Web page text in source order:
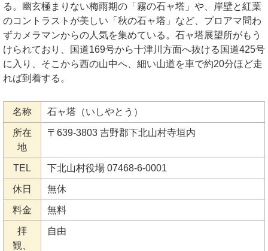
る。幽玄極まりない梅雨期の「霧の石ャ塔」や、岸壁と紅葉
のコントラストが美しい「秋の石ャ塔」など、プロアマ問わ
ずカメラマンからの人気を集めている。石ャ塔展望所がもう
けられており、国道169号から十津川方面へ抜ける国道425号
に入り、そこから西の山中へ、細い山道を車で約20分ほど走
れば到着する。
名称 石ャ塔（いしやとう）
所在
地
〒639-3803 吉野郡下北山村寺垣内
TEL 下北山村役場 07468-6-0001
休日 無休
料金 無料
拝
観、
自由